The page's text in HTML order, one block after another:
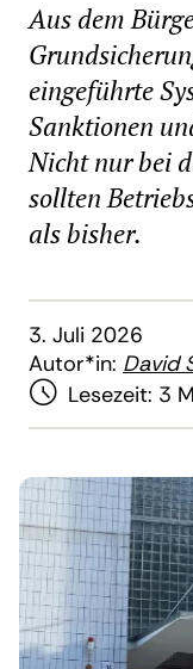
Aus dem
eingeführte
Sanktionen
Nicht nur bei
sollten
als bisher.
3. Juli 2026
Autor*in: David
Lesezeit: 3